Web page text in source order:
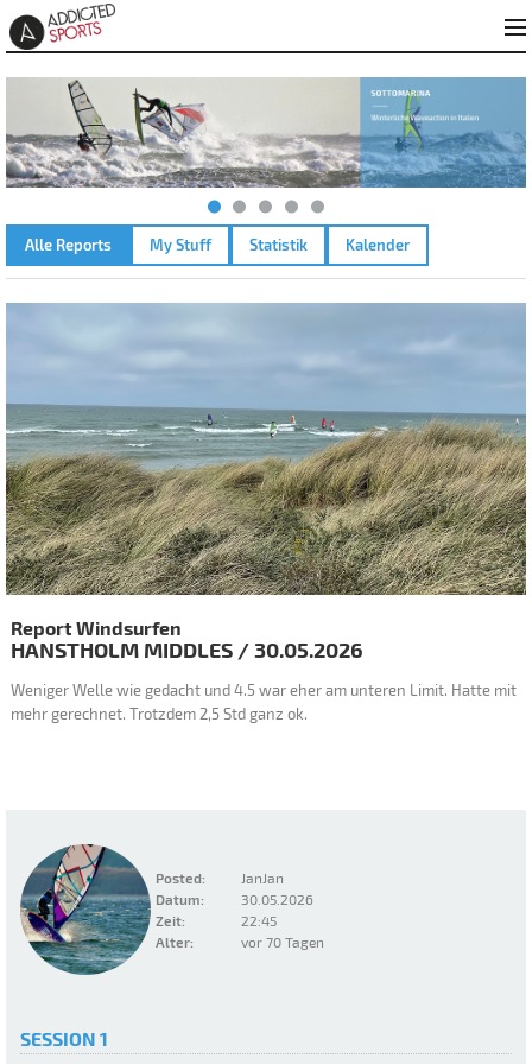
Alle Reports My Stuff Statistik Kalender
Posted:
JanJan
Datum:
30.05.2026
Zeit:
22:45
Alter:
vor 70 Tagen
Report Windsurfen
HANSTHOLM MIDDLES /30.05.2026
Weniger Welle wie gedacht und 4.5 war eher am unteren Limit. Hatte mit
mehr gerechnet. Trotzdem 2,5 Std ganz ok.
SESSION 1